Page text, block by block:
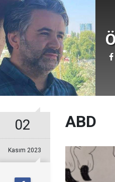
02
Kasım 2023
ABD